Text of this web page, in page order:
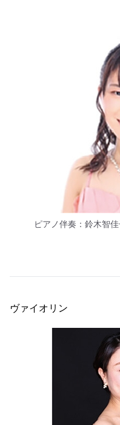
ピアノ伴奏：鈴木智
ヴァイオリン